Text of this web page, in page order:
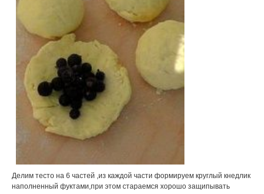
Делим тесто на 6 частей ,из каждой части формируем круглый кнедлик
наполненный фуктами,при этом стараемся хорошо защипывать